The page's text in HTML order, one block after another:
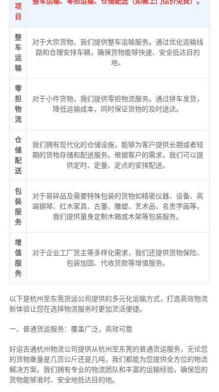
项
目
整
车
运
输
对于大宗货物，我们提供整车运输服务。通过优化运输线
路和合理安排车辆，确保货物能够快速、安全抵达目的
地。
零
担
物
流
对于小件货物，我们提供零担物流服务。通过拼车发货，
降低运输成本，同时保证货物的及时送达。
仓
储
配
送
我们拥有现代化的仓储设施，能够为客户提供长期或者短
期的货物存储和配送服务。根据客户的需求，我们可以提
供定时、定量、定点的安排配送。
包
装
服
务
对于易碎品及需要特殊包装的货物如精密仪器、设备、高
端钢琴、红木家具、古董、雕塑、艺术品、名贵字画等，
我们提供量身定制木箱或木架等包装服务。
增
值
服
务
对于企业工厂货主等多样化需求，我们还提供货物保险、
包装加固、代收货款等增值服务。
以下是杭州至东莞货运公司提供的多元化运输方式，打造高效物流
新体验让您在选择物流服务时更加灵活便捷。
一、普通货运服务：覆盖广泛，高效可靠
好运吉通杭州物流公司提供从杭州至东莞的普通货运服务，无论您
的货物重量是几百公斤还是几吨，我们都能为您提供全方位的物流
解决方案。我们拥有专业的物流团队和丰富的运输经验，确保您的
货物能够准时、安全地抵达目的地。